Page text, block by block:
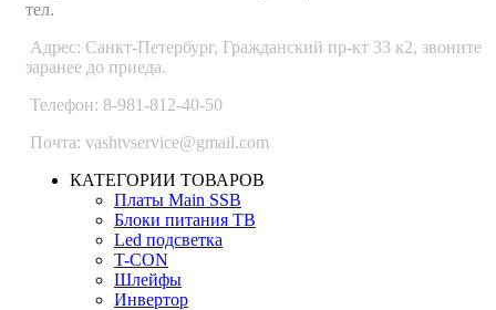
тел.
Адрес: Санкт-Петербург, Гражданский пр-кт 33 к2, звоните
заранее до приеда.
Телефон: 8-981-812-40-50
Почта: vashtvservice@gmail.com
КАТЕГОРИИ ТОВАРОВ
Платы Main SSB
Блоки питания ТВ
Led подсветка
T-CON
Шлейфы
Инвертор